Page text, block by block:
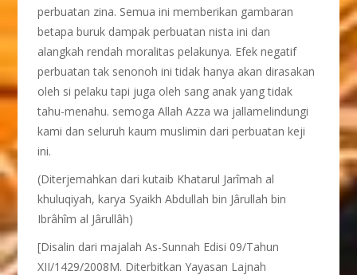
perbuatan zina. Semua ini memberikan gambaran
betapa buruk dampak perbuatan nista ini dan
alangkah rendah moralitas pelakunya. Efek negatif
perbuatan tak senonoh ini tidak hanya akan dirasakan
oleh si pelaku tapi juga oleh sang anak yang tidak
tahu-menahu. semoga Allah Azza wa jallamelindungi
kami dan seluruh kaum muslimin dari perbuatan keji
ini.
(Diterjemahkan dari kutaib Khatarul Jarîmah al
khuluqiyah, karya Syaikh Abdullah bin Jârullah bin
Ibrâhîm al Jârullâh)
[Disalin dari majalah As-Sunnah Edisi 09/Tahun
XII/1429/2008M. Diterbitkan Yayasan Lajnah